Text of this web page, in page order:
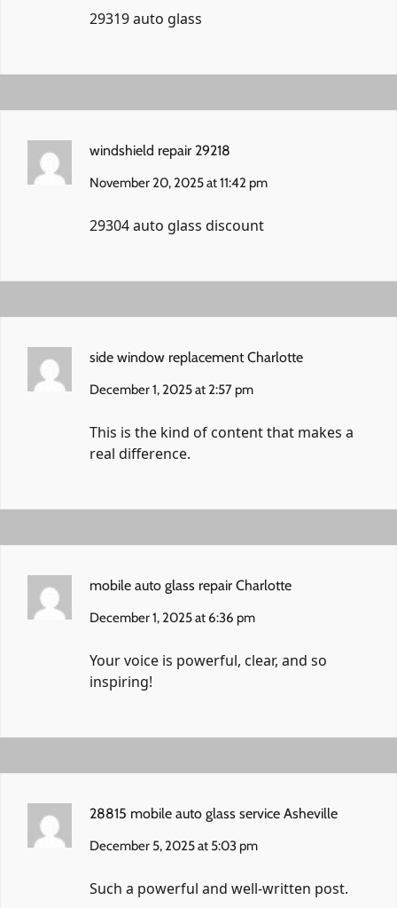
29319 auto glass
windshield repair 29218
November 20, 2025 at 11:42 pm
29304 auto glass discount
side window replacement Charlotte
December 1, 2025 at 2:57 pm
This is the kind of content that makes a
real difference.
mobile auto glass repair Charlotte
December 1, 2025 at 6:36 pm
Your voice is powerful, clear, and so
inspiring!
28815 mobile auto glass service Asheville
December 5, 2025 at 5:03 pm
Such a powerful and well-written post.